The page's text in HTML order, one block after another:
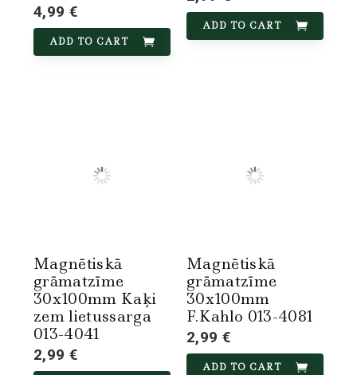
4,99 €
ADD TO CART
ADD TO CART
Magnētiskā
grāmatzīme
30x100mm Kaķi
zem lietussarga
013-4041
2,99 €
Magnētiskā
grāmatzīme
30x100mm
F.Kahlo 013-4081
2,99 €
ADD TO CART